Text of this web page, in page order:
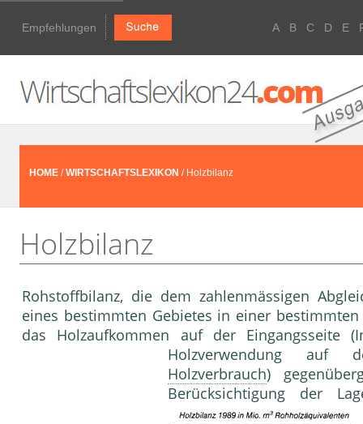
Empfehlungen A B C D E
HOME /WIRTSCHAFTSLEXIKON / Holzbilanz
Holzbilanz
Rohstoffbilanz, die dem zahlenmässigen
eines bestimmten Gebietes in einer
das Holzaufkommen auf der Eingangsseite
Holzverwendung auf
Holzverbrauch)
Berücksichtigung der